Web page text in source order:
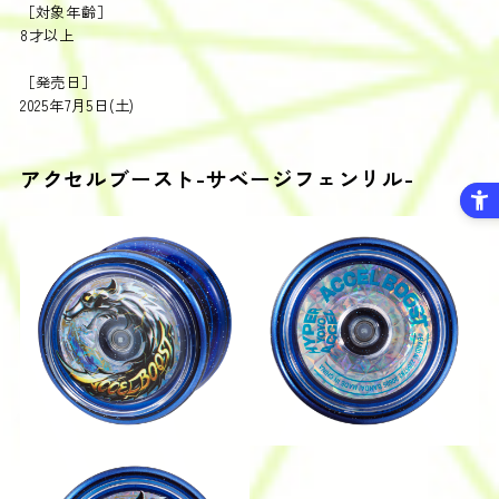
［対象年齢］
8才以上
［発売日］
2025年7月5日(土)​
アクセルブースト-サベージフェンリル-